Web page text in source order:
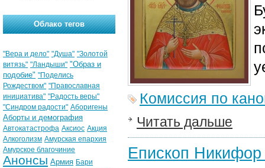
Комиссия по
Читать дальше
Епископ
Облако тегов
"Вера и дело" "Душа" "Золотой
витязь" "Ландыши" "Образ и
подобие" "Поделись
Рождеством" "Православная
инициатива" "Радость веры"
"Синдром радости" Аборигены
Аборты и демография
Автокатастрофа Аксиос Акция
Алкоголизм Амурская епархия
Амурское благочиние
Анонсы Армия Бари